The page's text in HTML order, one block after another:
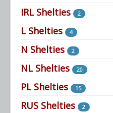
IRL Shelties 2
L Shelties 4
N Shelties 2
NL Shelties 20
PL Shelties 15
RUS Shelties 2